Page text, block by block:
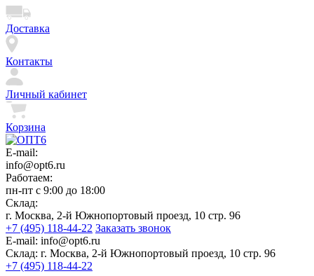
Доставка
Контакты
Личный кабинет
Корзина
E-mail:
info@opt6.ru
Работаем:
пн-пт с 9:00 до 18:00
Склад:
г. Москва, 2-й Южнопортовый проезд, 10 стр. 96
+7 (495) 118-44-22 Заказать звонок
E-mail: info@opt6.ru
Склад: г. Москва, 2-й Южнопортовый проезд, 10 стр. 96
+7 (495) 118-44-22